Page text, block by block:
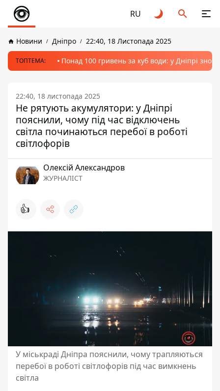
RU
Новини Дніпро 22:40, 18 Листопада 2025
ТОПТЕМА: Понад 100 гривень за куб води: у Дніпрі
22:40, 18 листопада 2025
Не рятують акумулятори: у Дніпрі
пояснили, чому під час відключень
світла починаються перебої в роботі
світлофорів
Олексій Александров
ЖУРНАЛІСТ
👍
У міськраді Дніпра пояснили, чому трапляються
перебої в роботі світлофорів під час вимкнень
світла